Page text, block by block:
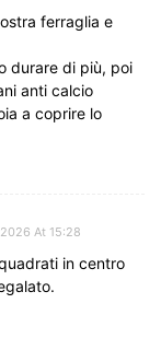
ferraglia e
durare di più, poi
anti calcio
a coprire lo
At 15:28
in centro